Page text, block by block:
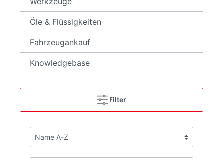
Öle & Flüssigkeiten
Fahrzeugankauf
Knowledgebase
Filter